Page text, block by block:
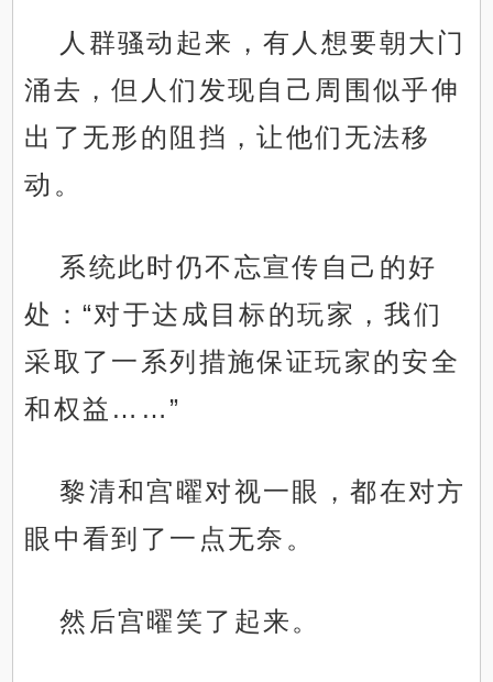
人群骚动起来，有人想要朝大门
涌去，但人们发现自己周围似乎伸
出了无形的阻挡，让他们无法移
动。
系统此时仍不忘宣传自己的好
处：“对于达成目标的玩家，我们
采取了一系列措施保证玩家的安全
和权益……”
黎清和宫曜对视一眼，都在对方
眼中看到了一点无奈。
然后宫曜笑了起来。